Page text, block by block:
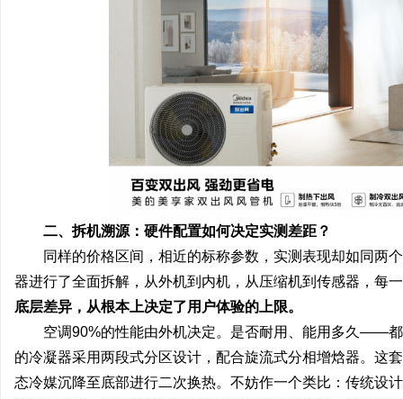
二、拆机溯源：硬件配置如何决定实测差距？
同样的价格区间，相近的标称参数，实测表现却如同
器进行了全面拆解，从外机到内机，从压缩机到传感器，每
底层差异，从根本上决定了用户体验的上限。
空调90%的性能由外机决定。是否耐用、能用多久——
的冷凝器采用两段式分区设计，配合旋流式分相增焓器。这
态冷媒沉降至底部进行二次换热。不妨作一个类比：传统设